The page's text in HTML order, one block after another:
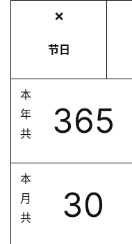
❌
节日
本
年
共
365
本
月
共
30